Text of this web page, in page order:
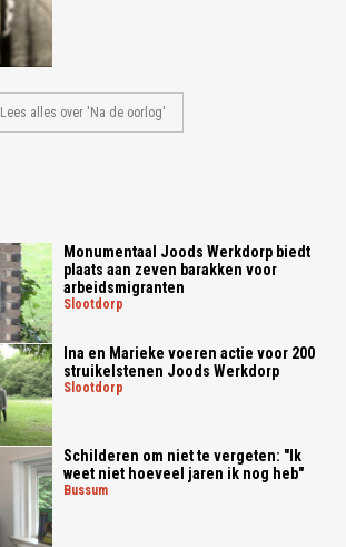
Lees alles over 'Na de oorlog'
Monumentaal Joods Werkdorp biedt
plaats aan zeven barakken voor
arbeidsmigranten
slootdorp
Ina en Marieke voeren actie voor 200
struikelstenen Joods Werkdorp
slootdorp
Schilderen om niet te vergeten: "Ik
weet niet hoeveel jaren ik nog heb"
bussum